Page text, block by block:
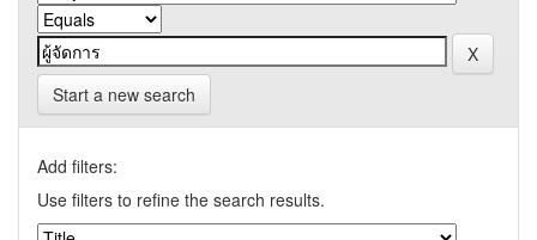
Start a new search
Add filters:
Use filters to refine the search results.